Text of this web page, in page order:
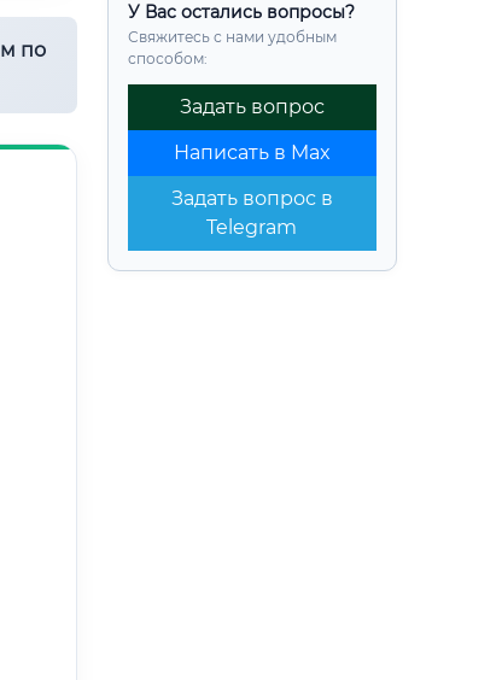
У Вас остались вопросы?
Свяжитесь с нами удобным
способом:
Задать вопрос
Написать в Max
Задать вопрос в
Telegram
по